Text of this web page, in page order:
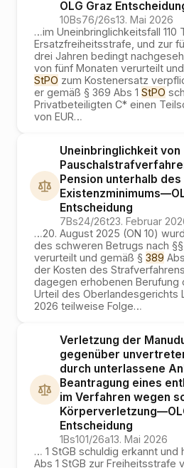
OLG Graz
10Bs76/26s13. Mai 2026
…im Uneinbringlichkeitsfall 110
Ersatzfreiheitsstrafe, und zur
drei Jahren bedingt
von fünf Monaten verurteilt
StPO zum Kostenersatz
er gemäß § 369 Abs 1 StPO
Privatbeteiligten C* einen
von EUR…
Uneinbringlichkeit von
Pension unterhalb des
Existenzminimums—
Entscheidung
7Bs24/26t23. Februar
…20. August 2025 (ON 10)
des schweren Betrugs nach §§
verurteilt und gemäß § 389
der Kosten des
dagegen erhobenen Berufung
Urteil des Oberlandesgerichts
2026 teilweise Folge…
Verletzung der
gegenüber
durch unterlassene
Beantragung eines
im Verfahren wegen
Körperverletzung—
Entscheidung
1Bs101/26a13. Mai 2026
… 1 StGB schuldig erkannt und
Abs 1 StGB zur Freiheitsstrafe